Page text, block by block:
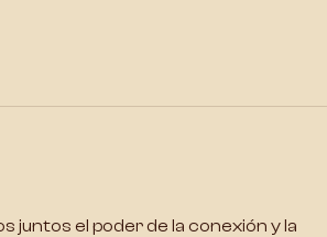
juntos el poder de la conexión y la